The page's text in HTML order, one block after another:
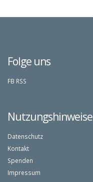
Folge uns
FB RSS
Nutzungshinweise
Datenschutz
Kontakt
Spenden
Impressum